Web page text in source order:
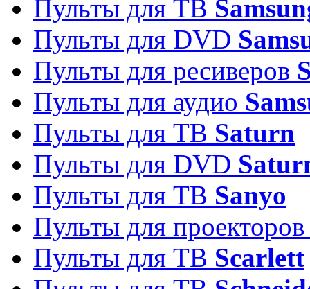
Пульты для ТВ
Пульты для DVD
Пульты для ресиверов
Пульты для аудио
Пульты для ТВ Saturn
Пульты для DVD
Пульты для ТВ Sanyo
Пульты для
Пульты для ТВ Scarlett